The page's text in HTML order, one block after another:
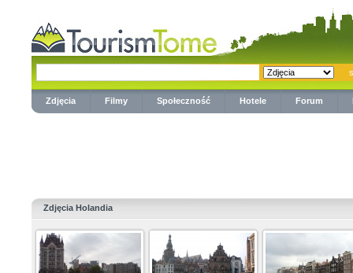
Zdjęcia Filmy Społeczność Hotele Forum
Zdjęcia Holandia